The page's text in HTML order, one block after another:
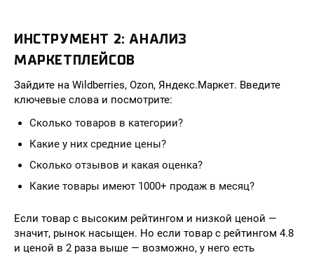
ИНСТРУМЕНТ 2: АНАЛИЗ
МАРКЕТПЛЕЙСОВ
Зайдите на Wildberries, Ozon, Яндекс.Маркет. Введите
ключевые слова и посмотрите:
Сколько товаров в категории?
Какие у них средние цены?
Сколько отзывов и какая оценка?
Какие товары имеют 1000+ продаж в месяц?
Если товар с высоким рейтингом и низкой ценой —
значит, рынок насыщен. Но если товар с рейтингом 4.8
и ценой в 2 раза выше — возможно, у него есть